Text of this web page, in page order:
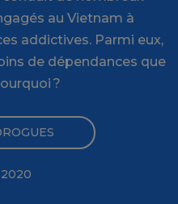
au Vietnam à
addictives. Parmi eux,
de dépendances que
?
2020